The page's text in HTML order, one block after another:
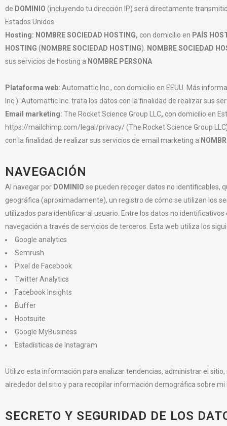
de DOMINIO (incluyendo tu dirección IP) será directamente
Estados Unidos.
Hosting: NOMBRE SOCIEDAD HOSTING, con domicilio en PAÍS
HOSTING ( NOMBRE SOCIEDAD HOSTING).
NOMBRE SOCIEDAD
sus servicios de hosting a NOMBRE PERSONA
Plataforma web: Automattic Inc., con domicilio en EEUU. Más
Inc.). Automattic Inc. trata los datos con la finalidad de realizar sus
Email marketing: The Rocket Science Group LLC, con domicilio en
https://mailchimp.com/legal/privacy/ (The Rocket Science Group LLC
con la finalidad de realizar sus servicios de email marketing a
NAVEGACIÓN
Al navegar por DOMINIO se pueden recoger datos no identificables,
geográfica (aproximadamente), un registro de cómo se utilizan los
utilizados para identificar al usuario. Entre los datos no
navegación a través de servicios de terceros. Esta web utiliza los
Google analytics
Semrush
Pixel de Facebook
Twitter Analytics
Facebook Insights
Buffer
Hootsuite
Google MyBusiness
Estadísticas de Instagram
Utilizo esta información para analizar tendencias, administrar el
alrededor del sitio y para recopilar información demográfica sobre
SECRETO Y SEGURIDAD DE LOS